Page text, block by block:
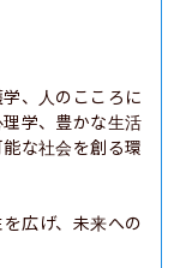
、人のこころに
学、豊かな生活
な社会を創る環
広げ、未来への